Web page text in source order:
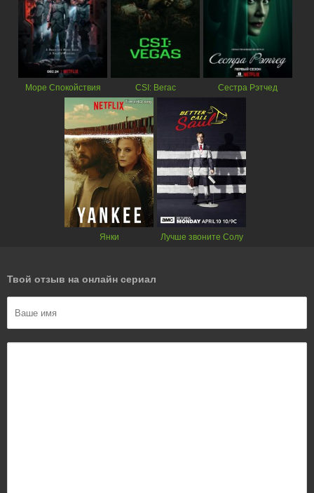
Море Спокойствия CSI: Вегас Сестра Рэтчед
Янки Лучше звоните Солу
Твой отзыв на онлайн сериал